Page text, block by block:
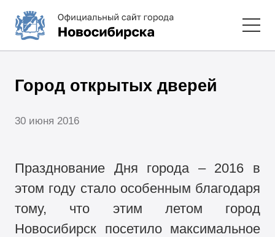
Город открытых дверей
30 июня 2016
Празднование Дня города – 2016 в
этом году стало особенным благодаря
тому, что этим летом город
Новосибирск посетило максимальное